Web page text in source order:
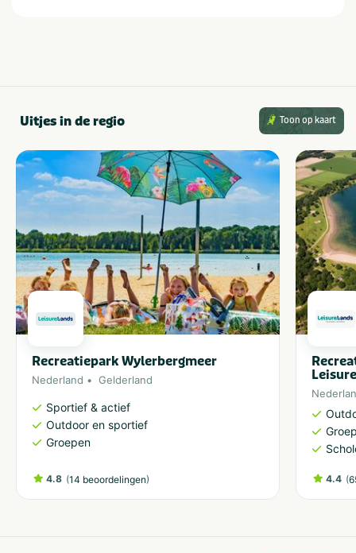
Uitjes in de regio Toon op kaart
Recreatiepark Wylerbergmeer
Nederland Gelderland
Sportief & actief
Outdoor en sportief
Groepen
4.8 (14 beoordelingen) 4.4 (